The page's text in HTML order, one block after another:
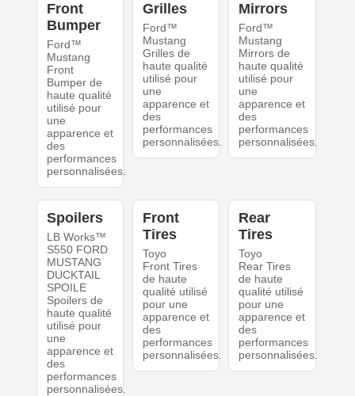
Front
Bumper
Ford™
Mustang
Front
Bumper de
haute qualité
utilisé pour
une
apparence et
des
performances
personnalisées.
Grilles
Ford™
Mustang
Grilles de
haute qualité
utilisé pour
une
apparence et
des
performances
personnalisées.
Mirrors
Ford™
Mustang
Mirrors de
haute qualité
utilisé pour
une
apparence et
des
performances
personnalisées.
Spoilers
LB Works™
S550 FORD
MUSTANG
DUCKTAIL
SPOILE
Spoilers de
haute qualité
utilisé pour
une
apparence et
des
performances
personnalisées.
Front
Tires
Toyo
Front Tires
de haute
qualité utilisé
pour une
apparence et
des
performances
personnalisées.
Rear
Tires
Toyo
Rear Tires
de haute
qualité utilisé
pour une
apparence et
des
performances
personnalisées.